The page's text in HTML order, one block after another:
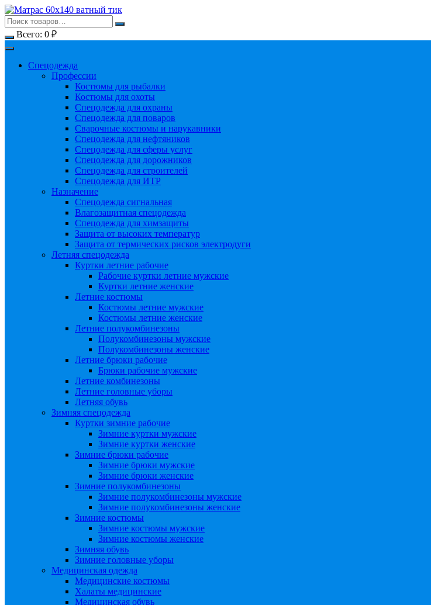
Перейти
к
содержимому
Всего: 0 ₽
Спецодежда
Профессии
Костюмы для рыбалки
Костюмы для охоты
Спецодежда для охраны
Спецодежда для поваров
Сварочные костюмы и нарукавники
Спецодежда для нефтяников
Спецодежда для сферы услуг
Спецодежда для дорожников
Спецодежда для строителей
Спецодежда для ИТР
Назначение
Спецодежда сигнальная
Влагозащитная спецодежда
Спецодежда для химзащиты
Защита от высоких температур
Защита от термических рисков электродуги
Летняя спецодежда
Куртки летние рабочие
Рабочие куртки летние мужские
Куртки летние женские
Летние костюмы
Костюмы летние мужские
Костюмы летние женские
Летние полукомбинезоны
Полукомбинезоны мужские
Полукомбинезоны женские
Летние брюки рабочие
Брюки рабочие мужские
Летние комбинезоны
Летние головные уборы
Летняя обувь
Зимняя спецодежда
Куртки зимние рабочие
Зимние куртки мужские
Зимние куртки женские
Зимние брюки рабочие
Зимние брюки мужские
Зимние брюки женские
Зимние полукомбинезоны
Зимние полукомбинезоны мужские
Зимние полукомбинезоны женские
Зимние костюмы
Зимние костюмы мужские
Зимние костюмы женские
Зимняя обувь
Зимние головные уборы
Медицинская одежда
Медицинские костюмы
Халаты медицинские
Медицинская обувь